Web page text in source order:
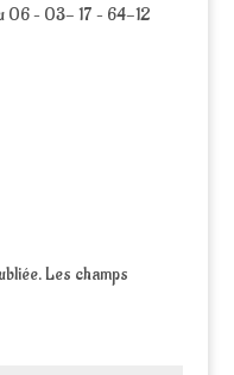
06 – 03- 17 – 64-12
Les champs